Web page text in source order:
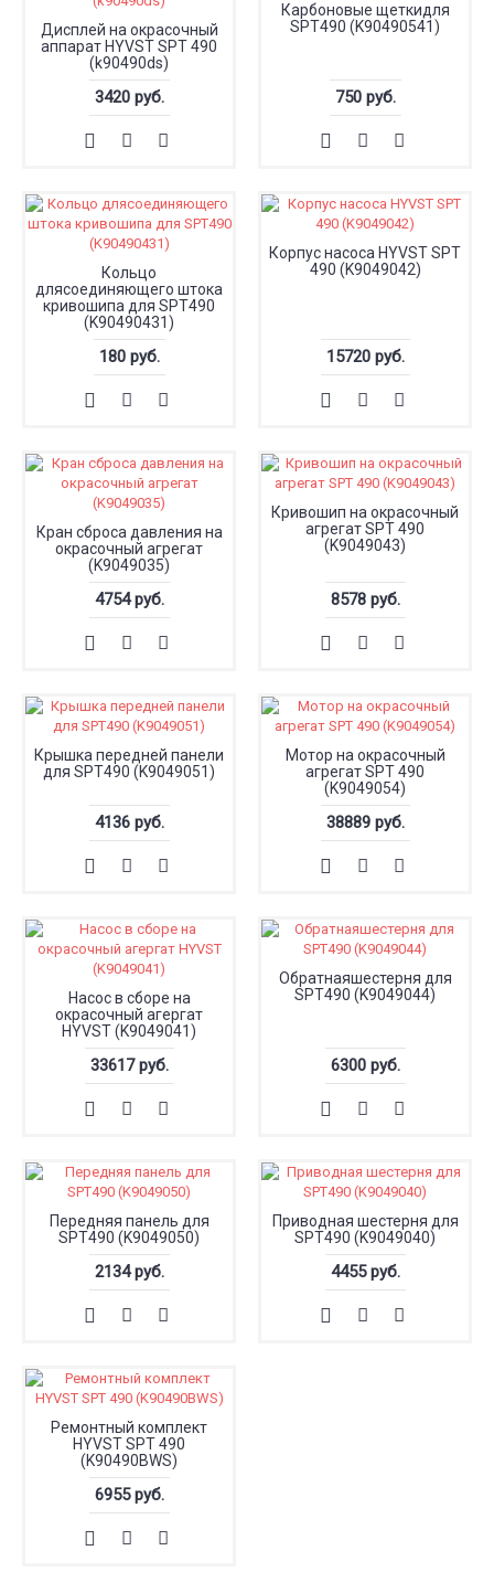
Дисплей на окрасочный
аппарат HYVST SPT 490
(k90490ds)
3420 руб.
Карбоновые щеткидля
SPT490 (K90490541)
750 руб.
Кольцо
длясоединяющего штока
кривошипа для SPT490
(K90490431)
180 руб.
Корпус насоса HYVST SPT
490 (K9049042)
15720 руб.
Кран сброса давления на
окрасочный агрегат
(K9049035)
4754 руб.
Кривошип на окрасочный
агрегат SPT 490
(K9049043)
8578 руб.
Крышка передней панели
для SPT490 (K9049051)
4136 руб.
Мотор на окрасочный
агрегат SPT 490
(K9049054)
38889 руб.
Насос в сборе на
окрасочный агергат
HYVST (K9049041)
33617 руб.
Обратнаяшестерня для
SPT490 (K9049044)
6300 руб.
Передняя панель для
SPT490 (K9049050)
2134 руб.
Приводная шестерня для
SPT490 (K9049040)
4455 руб.
Ремонтный комплект
HYVST SPT 490
(K90490BWS)
6955 руб.